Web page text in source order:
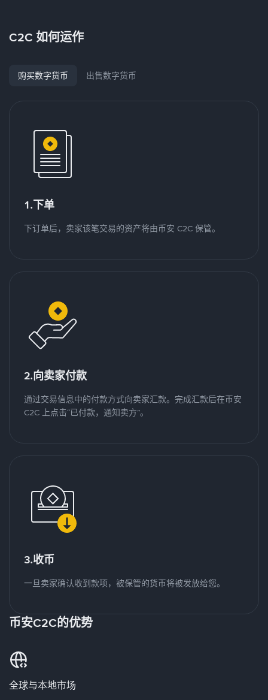
C2C 如何运作
购买数字货币 出售数字货币
1.下单
下订单后，卖家该笔交易的资产将由币安 C2C 保管。
2.向卖家付款
通过交易信息中的付款方式向卖家汇款。完成汇款后在币安
C2C 上点击“已付款，通知卖方”。
3.收币
一旦卖家确认收到款项，被保管的货币将被发放给您。
币安C2C的优势
全球与本地市场